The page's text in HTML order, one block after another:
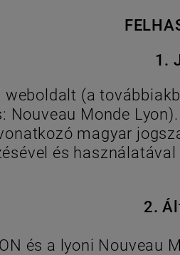
1.
weboldalt (a
Nouveau Monde
magyar
és
2.
és a lyoni Nouveau